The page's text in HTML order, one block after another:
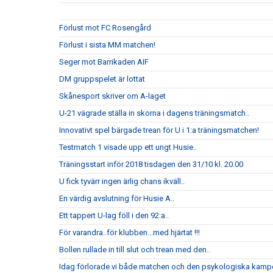
Förlust mot FC Rosengård
Förlust i sista MM matchen!
Seger mot Barrikaden AIF
DM gruppspelet är lottat
Skånesport skriver om A-laget
U-21 vägrade ställa in skorna i dagens träningsmatch..
Innovativt spel bärgade trean för U i 1:a träningsmatchen!
Testmatch 1 visade upp ett ungt Husie..
Träningsstart inför 2018 tisdagen den 31/10 kl. 20.00
U fick tyvärr ingen ärlig chans ikväll..
En värdig avslutning för Husie A..
Ett tappert U-lag föll i den 92:a..
För varandra..för klubben...med hjärtat !!!
Bollen rullade in till slut och trean med den..
Idag förlorade vi både matchen och den psykologiska